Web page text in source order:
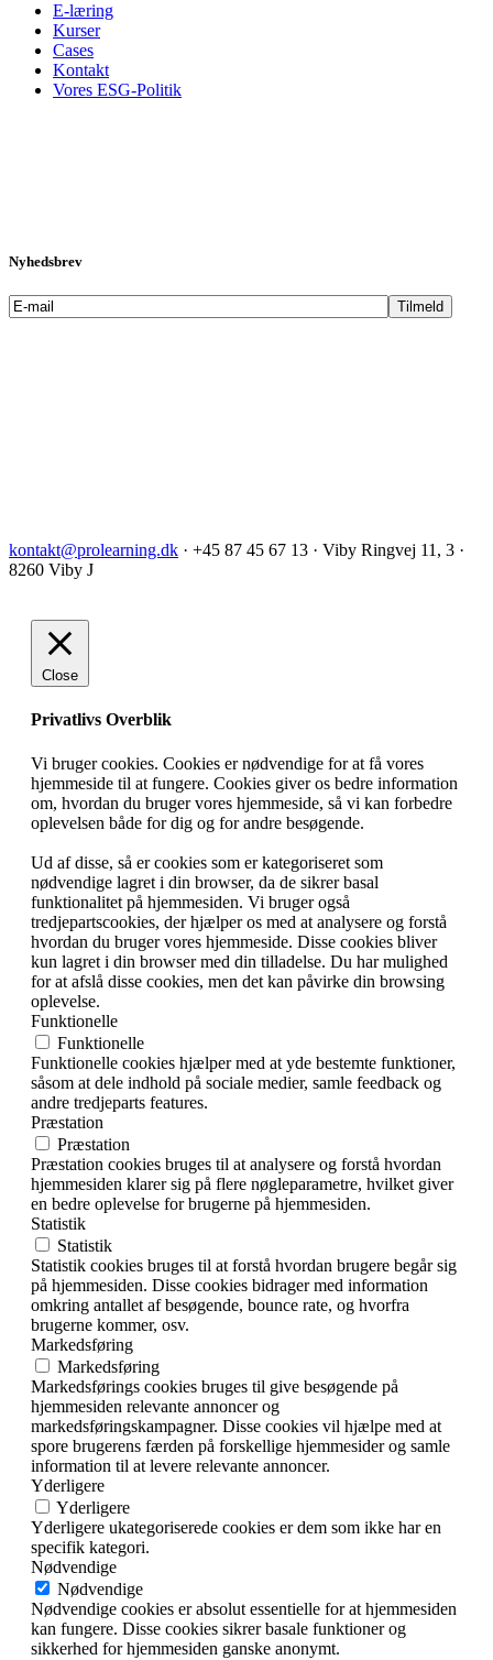
E-læring
Kurser
Cases
Kontakt
Vores ESG-Politik
Nyhedsbrev
kontakt@prolearning.dk · +45 87 45 67 13 · Viby Ringvej 11, 3 ·
8260 Viby J
Close
Privatlivs Overblik
Vi bruger cookies. Cookies er nødvendige for at få vores
hjemmeside til at fungere. Cookies giver os bedre information
om, hvordan du bruger vores hjemmeside, så vi kan forbedre
oplevelsen både for dig og for andre besøgende.
Ud af disse, så er cookies som er kategoriseret som
nødvendige lagret i din browser, da de sikrer basal
funktionalitet på hjemmesiden. Vi bruger også
tredjepartscookies, der hjælper os med at analysere og forstå
hvordan du bruger vores hjemmeside. Disse cookies bliver
kun lagret i din browser med din tilladelse. Du har mulighed
for at afslå disse cookies, men det kan påvirke din browsing
oplevelse.
Funktionelle
Funktionelle
Funktionelle cookies hjælper med at yde bestemte funktioner,
såsom at dele indhold på sociale medier, samle feedback og
andre tredjeparts features.
Præstation
Præstation
Præstation cookies bruges til at analysere og forstå hvordan
hjemmesiden klarer sig på flere nøgleparametre, hvilket giver
en bedre oplevelse for brugerne på hjemmesiden.
Statistik
Statistik
Statistik cookies bruges til at forstå hvordan brugere begår sig
på hjemmesiden. Disse cookies bidrager med information
omkring antallet af besøgende, bounce rate, og hvorfra
brugerne kommer, osv.
Markedsføring
Markedsføring
Markedsførings cookies bruges til give besøgende på
hjemmesiden relevante annoncer og
markedsføringskampagner. Disse cookies vil hjælpe med at
spore brugerens færden på forskellige hjemmesider og samle
information til at levere relevante annoncer.
Yderligere
Yderligere
Yderligere ukategoriserede cookies er dem som ikke har en
specifik kategori.
Nødvendige
Nødvendige
Nødvendige cookies er absolut essentielle for at hjemmesiden
kan fungere. Disse cookies sikrer basale funktioner og
sikkerhed for hjemmesiden ganske anonymt.